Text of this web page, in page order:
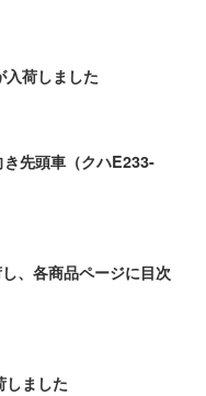
荷しました
先頭車（クハE233-
、各商品ページに目次
しました